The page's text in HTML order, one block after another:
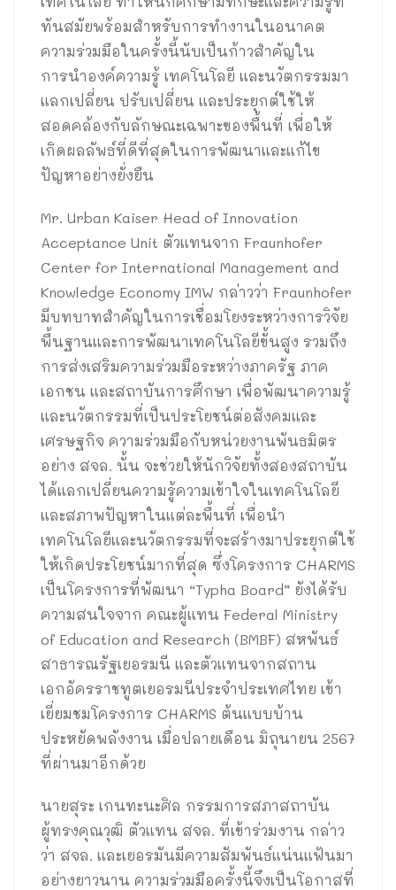
ทันสมัยพร้อมสำหรับการทำงานในอนาคต
ความร่วมมือในครั้งนี้นับเป็นก้าวสำคัญใน
การนำองค์ความรู้ เทคโนโลยี และนวัตกรรมมา
แลกเปลี่ยน ปรับเปลี่ยน และประยุกต์ใช้ให้
สอดคล้องกับลักษณะเฉพาะของพื้นที่ เพื่อให้
เกิดผลลัพธ์ที่ดีที่สุดในการพัฒนาและแก้ไข
ปัญหาอย่างยั่งยืน
Mr. Urban Kaiser Head of Innovation
Acceptance Unit ตัวแทนจาก Fraunhofer
Center for International Management and
Knowledge Economy IMW กล่าวว่า Fraunhofer
มีบทบาทสำคัญในการเชื่อมโยงระหว่างการวิจัย
พื้นฐานและการพัฒนาเทคโนโลยีขั้นสูง รวมถึง
การส่งเสริมความร่วมมือระหว่างภาครัฐ ภาค
เอกชน และสถาบันการศึกษา เพื่อพัฒนาความรู้
และนวัตกรรมที่เป็นประโยชน์ต่อสังคมและ
เศรษฐกิจ ความร่วมมือกับหน่วยงานพันธมิตร
อย่าง สจล. นั้น จะช่วยให้นักวิจัยทั้งสองสถาบัน
ได้แลกเปลี่ยนความรู้ความเข้าใจในเทคโนโลยี
และสภาพปัญหาในแต่ละพื้นที่ เพื่อนำ
เทคโนโลยีและนวัตกรรมที่จะสร้างมาประยุกต์ใช้
ให้เกิดประโยชน์มากที่สุด ซึ่งโครงการ CHARMS
เป็นโครงการที่พัฒนา “Typha Board” ยังได้รับ
ความสนใจจาก คณะผู้แทน Federal Ministry
of Education and Research (BMBF) สหพันธ์
สาธารณรัฐเยอรมนี และตัวแทนจากสถาน
เอกอัครราชทูตเยอรมนีประจำประเทศไทย เข้า
เยี่ยมชมโครงการ CHARMS ต้นแบบบ้าน
ประหยัดพลังงาน เมื่อปลายเดือน มิถุนายน 2567
ที่ผ่านมาอีกด้วย
นายสุระ เกนทะนะศิล กรรมการสภาสถาบัน
ผู้ทรงคุณวุฒิ ตัวแทน สจล. ที่เข้าร่วมงาน กล่าว
ว่า สจล. และเยอรมันมีความสัมพันธ์แน่นแฟ้นมา
อย่างยาวนาน ความร่วมมือครั้งนี้จึงเป็นโอกาสที่